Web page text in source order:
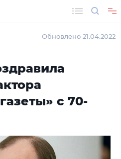
Обновлено 21.04.2022
с 70-